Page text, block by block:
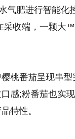
气肥进行智能化
采收端，一颗大
桃番茄呈现串型
感;粉番茄也实
特性。